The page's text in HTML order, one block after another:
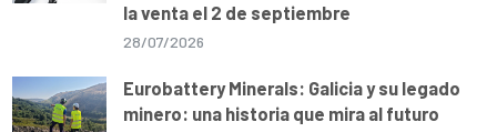
la venta el 2 de septiembre
28/07/2026
Eurobattery Minerals: Galicia y su legado
minero: una historia que mira al futuro